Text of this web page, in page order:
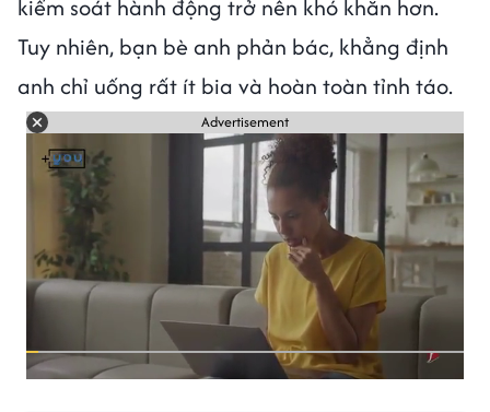
kiểm soát hành động trở nên khó khăn hơn.
Tuy nhiên, bạn bè anh phản bác, khẳng định
anh chỉ uống rất ít bia và hoàn toàn tỉnh táo.
Advertisement